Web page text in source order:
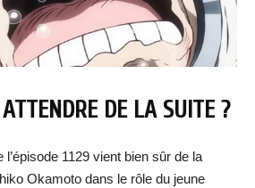
DE LA SUITE ?
l’épisode 1129 vient bien sûr de la
Okamoto dans le rôle du jeune